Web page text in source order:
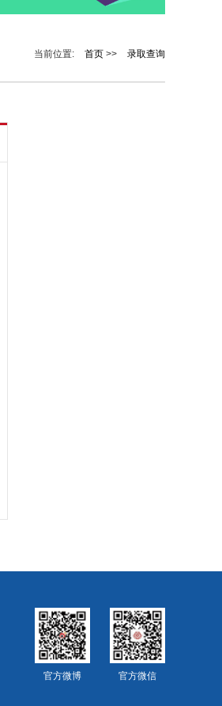
当前位置: 首页 >> 录取查询
官方微博 官方微信